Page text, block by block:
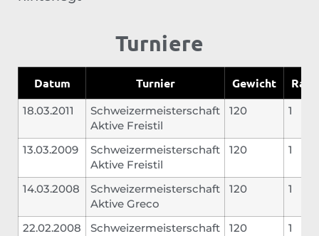
Turniere
Datum Turnier Gewicht Rang
18.03.2011
Schweizermeisterschaft
Aktive Freistil
120 1
13.03.2009
Schweizermeisterschaft
Aktive Freistil
120 1
14.03.2008
Schweizermeisterschaft
Aktive Greco
120 1
22.02.2008
Schweizermeisterschaft
120 1